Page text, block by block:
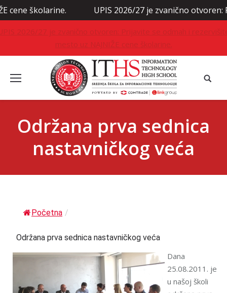
školarine. UPIS 2026/27 je zvanično otvoren:
2026/27 je zvanično otvoren: Prijavite se odmah i
mesto uz NAJNIŽE cene školarine.
Održana prva sednica
nastavničkog veća
Početna /
Održana prva sednica nastavničkog veća
Dana
25.08.2011. je
u našoj školi